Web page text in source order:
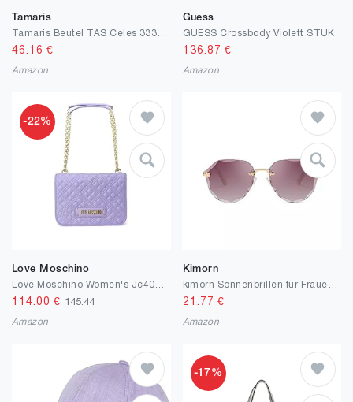
Tamaris
46.16 €
Amazon
Guess
GUESS Crossbody Violett STUK
136.87 €
Amazon
-22%
Love Moschino
114.00 €145.44
Amazon
Kimorn
21.77 €
Amazon
-17%